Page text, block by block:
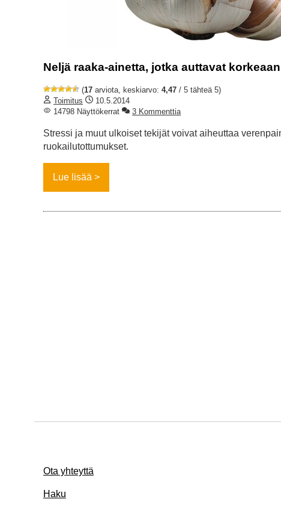
Neljä raaka-ainetta, jotka auttavat
(17 arviota, keskiarvo: 4,47 / 5 tähteä 5)
Toimitus
10.5.2014
14798 Näyttökerrat
3 Kommenttia
Stressi ja muut ulkoiset tekijät voivat aiheuttaa
ruokailutottumukset.
Lue lisää
Ota yhteyttä
Haku